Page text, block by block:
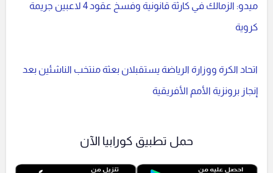
ميدو: الزمالك في كارثة قانونية وفسخ عقود 4 لاعبين جريمة
كروية
اتحاد الكرة ووزارة الرياضة يستقبلان بعثة منتخب الناشئين بعد
إنجاز برونزية الأمم الأفريقية
حمل تطبيق كورابيا الآن